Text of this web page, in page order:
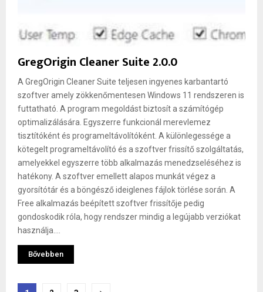
GregOrigin Cleaner Suite 2.0.0
A GregOrigin Cleaner Suite teljesen ingyenes karbantartó
szoftver amely zökkenőmentesen Windows 11 rendszeren is
futtatható. A program megoldást biztosít a számítógép
optimalizálására. Egyszerre funkcionál merevlemez
tisztítóként és programeltávolítóként. A különlegessége a
kötegelt programeltávolító és a szoftver frissítő szolgáltatás,
amelyekkel egyszerre több alkalmazás menedzseléséhez is
hatékony. A szoftver emellett alapos munkát végez a
gyorsítótár és a böngésző ideiglenes fájlok törlése során. A
Free alkalmazás beépített szoftver frissítője pedig
gondoskodik róla, hogy rendszer mindig a legújabb verziókat
használja....
Bővebben